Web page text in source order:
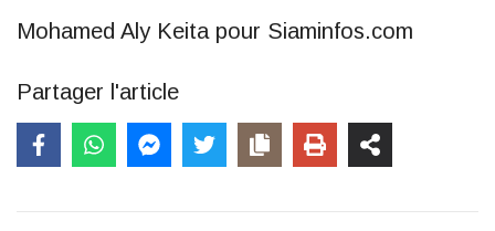
Mohamed Aly Keita pour Siaminfos.com
Partager l'article